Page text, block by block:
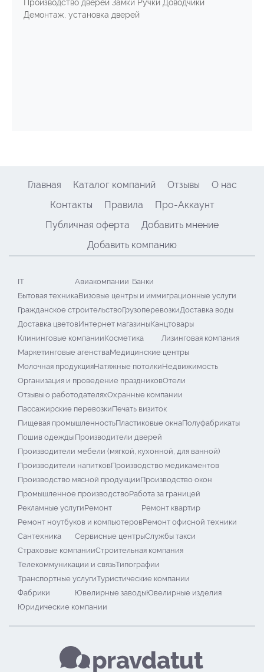
Производство дверей Замки Ручки Доводчики
Демонтаж, установка дверей
Главная Каталог компаний Отзывы
О нас
Контакты
Правила
Про-Аккаунт
Публичная оферта
Добавить мнение
Добавить компанию
IT Авиакомпании Банки
Бытовая техникаВизовые центры и иммиграционные услуги
Гражданское строительствоГрузоперевозкиДоставка воды
Доставка цветовИнтернет магазиныКанцтовары
Клининговые компанииКосметика
Лизинговая компания
Маркетинговые агенстваМедицинские центры
Молочная продукцияНатяжные потолкиНедвижимость
Организация и проведение праздниковОтели
Отзывы о работодателяхОхранные компании
Пассажирские перевозкиПечать визиток
Пищевая промышленностьПластиковые окнаПолуфабрикаты
Пошив одежды Производители дверей
Производители мебели (мягкой, кухонной, для ванной)
Производители напитковПроизводство медикаментов
Производство мясной продукцииПроизводство окон
Промышленное производствоРабота за границей
Рекламные услугиРемонт
Ремонт квартир
Ремонт ноутбуков и компьютеровРемонт офисной техники
Сантехника
Сервисные центрыСлужбы такси
Страховые компанииСтроительная компания
Телекоммуникации и связьТипографии
Транспортные услугиТуристические компании
Фабрики
Ювелирные заводыЮвелирные изделия
Юридические компании